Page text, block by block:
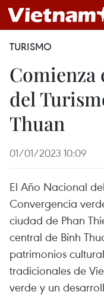
TURISMO
Comienza
del
Thuan
01/01/2023 10:09
El Año Nacional
Convergencia
ciudad de Phan
central de Binh
patrimonios
tradicionales de
verde y un